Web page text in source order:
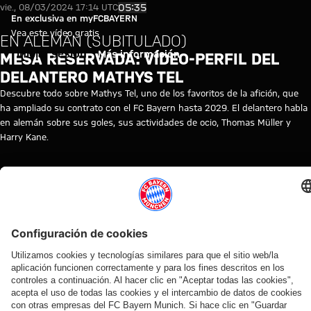
Mesa reservada: Vídeo-perfil
Reproducir vídeo
En exclusiva en myFCBAYERN
Vea este vídeo gratis
Iniciar sesión Más información
vie., 08/03/2024 17:14 UTC05:35
EN ALEMÁN (SUBITULADO)
MESA RESERVADA: VÍDEO-PERFIL DEL
DELANTERO MATHYS TEL
Descubre todo sobre Mathys Tel, uno de los favoritos de la afición, que
ha ampliado su contrato con el FC Bayern hasta 2029. El delantero habla
en alemán sobre sus goles, sus actividades de ocio, Thomas Müller y
Harry Kane.
TEMAS DE ESTE VÍDEO
MATHYSMYFCBAYERN
VÍDEOS RELACIONADOS
Vídeo
ENTRE
BASTIDORES
Así fueron
los días del
Vídeo
AUDI
FOOTBALL
SUMMIT
Los
Vídeo
EN
VÍDEO
Manuel
Neuer
Vídeo
EN
VÍDEO
La
rueda
Vídeo
Entrevista
AUDI
SUMMER
TOUR
En
Vídeo
EN DIFERIDO
Así fue el
último
entrenamiento
Vídeo
EN
DIFERIDO
La rueda
de
Vídeo
VÍDEO
ENTRE
BASTIDORES
Así vivió el